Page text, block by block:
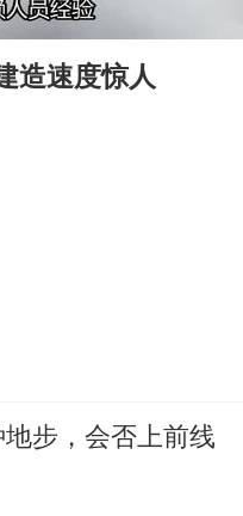
气爆棚
造速度惊人
步，会否上前线